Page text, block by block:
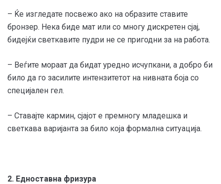
– Ќе изгледате посвежо ако на образите ставите
бронзер. Нека биде мат или со многу дискретен сјај,
бидејќи светкавите пудри не се пригодни за на работа.
– Веѓите мораат да бидат уредно исчупкани, а добро би
било да го засилите интензитетот на нивната боја со
специјален гел.
– Ставајте кармин, сјајот е премногу младешка и
светкава варијанта за било која формална ситуација.
2. Едноставна фризура